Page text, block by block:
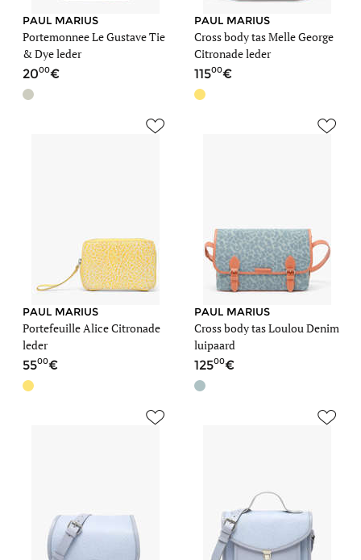
PAUL MARIUS
Portemonnee Le Gustave Tie
& Dye leder
2000
PAUL MARIUS
Cross body tas Melle George
Citronade leder
11500
PAUL MARIUS
Portefeuille Alice Citronade
leder
5500
PAUL MARIUS
Cross body tas Loulou Denim
luipaard
12500